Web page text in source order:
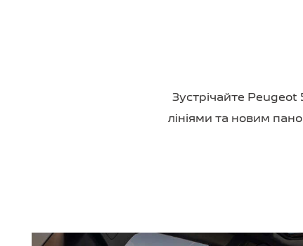
Зустрічайте
лініями та новим